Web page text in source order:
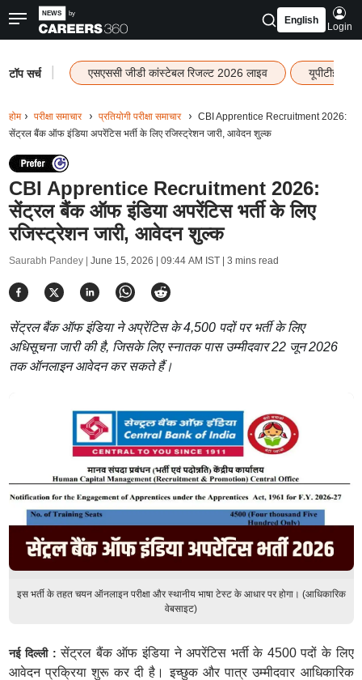
English
Login
टॉप सर्च एसएससी जीडी कांस्टेबल रिजल्ट 2026 लाइव यूपीटीईटी
होम परीक्षा समाचार प्रतियोगी परीक्षा समाचार
CBI Apprentice Recruitment 2026:
सेंट्रल बैंक ऑफ इंडिया अपरेंटिस भर्ती के लिए रजिस्ट्रेशन जारी, आवेदन शुल्क
CBI Apprentice Recruitment 2026:
सेंट्रल बैंक ऑफ इंडिया अपरेंटिस भर्ती के लिए
रजिस्ट्रेशन जारी, आवेदन शुल्क
Saurabh Pandey | June 15, 2026 | 09:44 AM IST| 3 mins read
सेंट्रल बैंक ऑफ इंडिया ने अप्रेंटिस के 4,500 पदों पर भर्ती के लिए
अधिसूचना जारी की है, जिसके लिए स्नातक पास उम्मीदवार 22 जून 2026
तक ऑनलाइन आवेदन कर सकते हैं।
इस भर्ती के तहत चयन ऑनलाइन परीक्षा और स्थानीय भाषा टेस्ट के आधार पर होगा। (आधिकारिक
वेबसाइट)
नई दिल्ली :सेंट्रल बैंक ऑफ इंडिया ने अपरेंटिस भर्ती के 4500 पदों के लिए
आवेदन प्रक्रिया शुरू कर दी है। इच्छुक और पात्र उम्मीदवार आधिकारिक